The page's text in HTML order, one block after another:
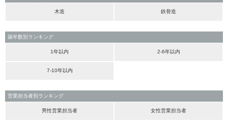
木造 鉄骨造
築年数別ランキング
1年以内 2-6年以内
7-10年以内
営業担当者別ランキング
男性営業担当者 女性営業担当者